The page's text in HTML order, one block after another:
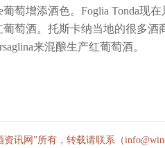
葡萄增添酒色。Foglia Tonda现
葡萄酒。托斯卡纳当地的很多酒
来混酿生产红葡萄酒。
资讯网”所有，转载请联系（